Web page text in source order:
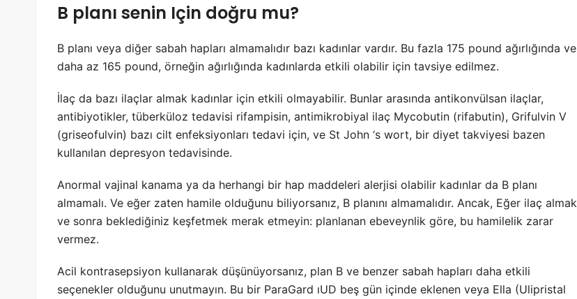
B planı senin Için doğru mu?
B planı veya diğer sabah hapları almamalıdır bazı kadınlar vardır. Bu fazla 175 pound ağırlığında ve
daha az 165 pound, örneğin ağırlığında kadınlarda etkili olabilir için tavsiye edilmez.
İlaç da bazı ilaçlar almak kadınlar için etkili olmayabilir. Bunlar arasında antikonvülsan ilaçlar,
antibiyotikler, tüberküloz tedavisi rifampisin, antimikrobiyal ilaç Mycobutin (rifabutin), Grifulvin V
(griseofulvin) bazı cilt enfeksiyonları tedavi için, ve St John ‘s wort, bir diyet takviyesi bazen
kullanılan depresyon tedavisinde.
Anormal vajinal kanama ya da herhangi bir hap maddeleri alerjisi olabilir kadınlar da B planı
almamalı. Ve eğer zaten hamile olduğunu biliyorsanız, B planını almamalıdır. Ancak, Eğer ilaç almak
ve sonra beklediğiniz keşfetmek merak etmeyin: planlanan ebeveynlik göre, bu hamilelik zarar
vermez.
Acil kontrasepsiyon kullanarak düşünüyorsanız, plan B ve benzer sabah hapları daha etkili
seçenekler olduğunu unutmayın. Bu bir ParaGard ıUD beş gün içinde eklenen veya Ella (Ulipristal